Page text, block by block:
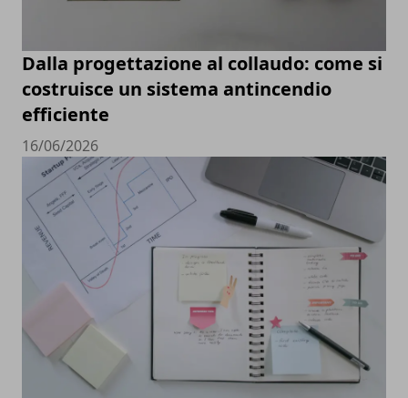
Dalla progettazione al collaudo: come si
costruisce un sistema antincendio
efficiente
16/06/2026